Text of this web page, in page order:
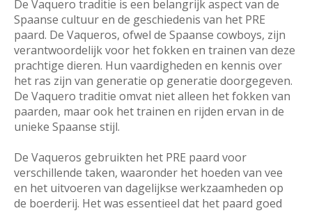
De Vaquero traditie is een belangrijk aspect van de
Spaanse cultuur en de geschiedenis van het PRE
paard. De Vaqueros, ofwel de Spaanse cowboys, zijn
verantwoordelijk voor het fokken en trainen van deze
prachtige dieren. Hun vaardigheden en kennis over
het ras zijn van generatie op generatie doorgegeven.
De Vaquero traditie omvat niet alleen het fokken van
paarden, maar ook het trainen en rijden ervan in de
unieke Spaanse stijl.
De Vaqueros gebruikten het PRE paard voor
verschillende taken, waaronder het hoeden van vee
en het uitvoeren van dagelijkse werkzaamheden op
de boerderij. Het was essentieel dat het paard goed